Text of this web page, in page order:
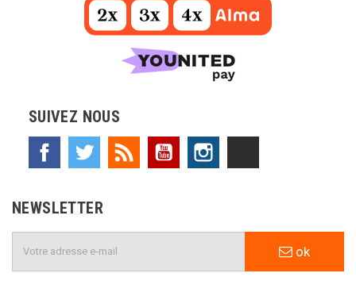
SUIVEZ NOUS
Facebook Twitter Rss YouTube
NEWSLETTER
ok